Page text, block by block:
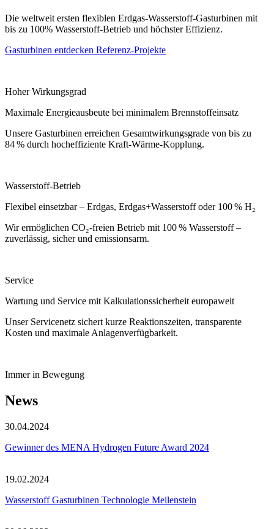
Die weltweit ersten flexiblen Erdgas-Wasserstoff-Gasturbinen mit
bis zu 100% Wasserstoff-Betrieb und höchster Effizienz.
Gasturbinen entdecken Referenz-Projekte
Hoher Wirkungsgrad
Maximale Energieausbeute bei minimalem Brennstoffeinsatz
Unsere Gasturbinen erreichen Gesamtwirkungsgrade von bis zu
84 % durch hocheffiziente Kraft-Wärme-Kopplung.
Wasserstoff-Betrieb
Flexibel einsetzbar – Erdgas, Erdgas+Wasserstoff oder 100 % H₂
Wir ermöglichen CO₂-freien Betrieb mit 100 % Wasserstoff –
zuverlässig, sicher und emissionsarm.
Service
Wartung und Service mit Kalkulationssicherheit europaweit
Unser Servicenetz sichert kurze Reaktionszeiten, transparente
Kosten und maximale Anlagenverfügbarkeit.
Immer in Bewegung
News
30.04.2024
Gewinner des MENA Hydrogen Future Award 2024
19.02.2024
Wasserstoff Gasturbinen Technologie Meilenstein